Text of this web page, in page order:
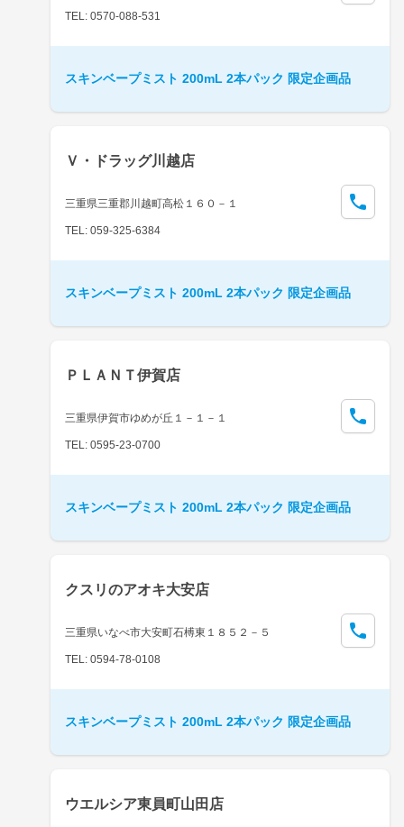
TEL: 0570-088-531
スキンベープミスト 200mL 2本パック 限定企画品
Ｖ・ドラッグ川越店
三重県三重郡川越町高松１６０－１
TEL: 059-325-6384
スキンベープミスト 200mL 2本パック 限定企画品
ＰＬＡＮＴ伊賀店
三重県伊賀市ゆめが丘１－１－１
TEL: 0595-23-0700
スキンベープミスト 200mL 2本パック 限定企画品
クスリのアオキ大安店
三重県いなべ市大安町石榑東１８５２－５
TEL: 0594-78-0108
スキンベープミスト 200mL 2本パック 限定企画品
ウエルシア東員町山田店